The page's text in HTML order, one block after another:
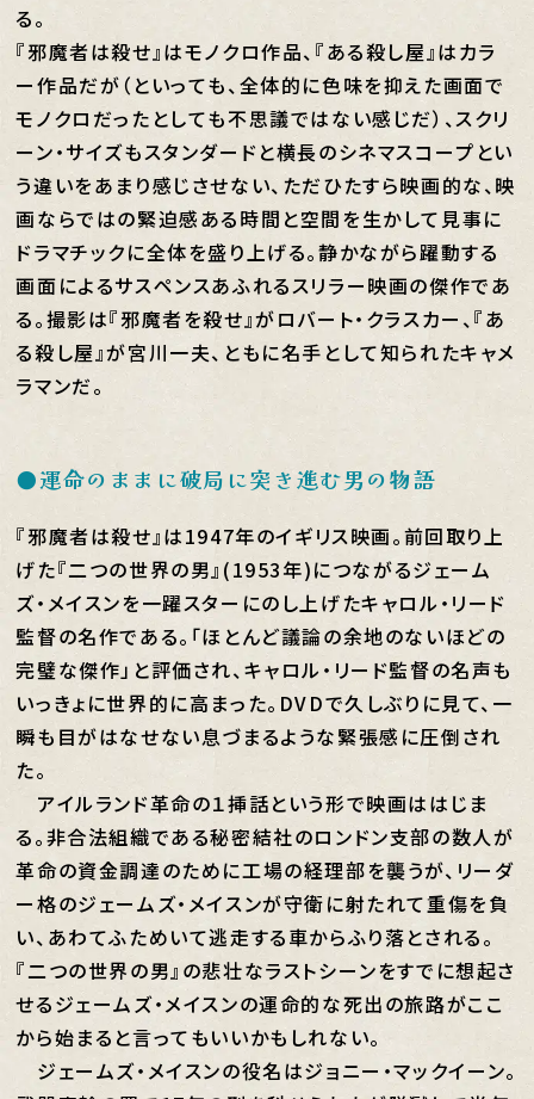
る。
『邪魔者は殺せ』はモノクロ作品、『ある殺し屋』はカラ
ー作品だが（といっても、全体的に色味を抑えた画面で
モノクロだったとしても不思議ではない感じだ）、スクリ
ーン・サイズもスタンダードと横長のシネマスコープとい
う違いをあまり感じさせない、ただひたすら映画的な、映
画ならではの緊迫感ある時間と空間を生かして見事に
ドラマチックに全体を盛り上げる。静かながら躍動する
画面によるサスペンスあふれるスリラー映画の傑作であ
る。撮影は『邪魔者を殺せ』がロバート・クラスカー、『あ
る殺し屋』が宮川一夫、ともに名手として知られたキャメ
ラマンだ。
●運命のままに破局に突き進む男の物語
『邪魔者は殺せ』は1947年のイギリス映画。前回取り上
げた『二つの世界の男』(1953年)につながるジェーム
ズ・メイスンを一躍スターにのし上げたキャロル・リード
監督の名作である。「ほとんど議論の余地のないほどの
完璧な傑作」と評価され、キャロル・リード監督の名声も
いっきょに世界的に高まった。DVDで久しぶりに見て、一
瞬も目がはなせない息づまるような緊張感に圧倒され
た。
アイルランド革命の１挿話という形で映画ははじま
る。非合法組織である秘密結社のロンドン支部の数人が
革命の資金調達のために工場の経理部を襲うが、リーダ
ー格のジェームズ・メイスンが守衛に射たれて重傷を負
い、あわてふためいて逃走する車からふり落とされる。
『二つの世界の男』の悲壮なラストシーンをすでに想起さ
せるジェームズ・メイスンの運命的な死出の旅路がここ
から始まると言ってもいいかもしれない。
ジェームズ・メイスンの役名はジョニー・マックイーン。